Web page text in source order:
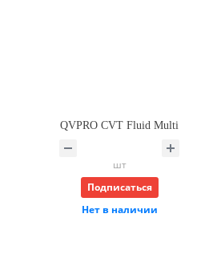
QVPRO CVT Fluid Multi
шт
Подписаться
Нет в наличии